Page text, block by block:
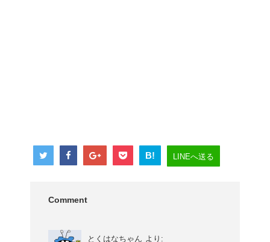
B! LINEへ送る
Comment
とくはなちゃん より: